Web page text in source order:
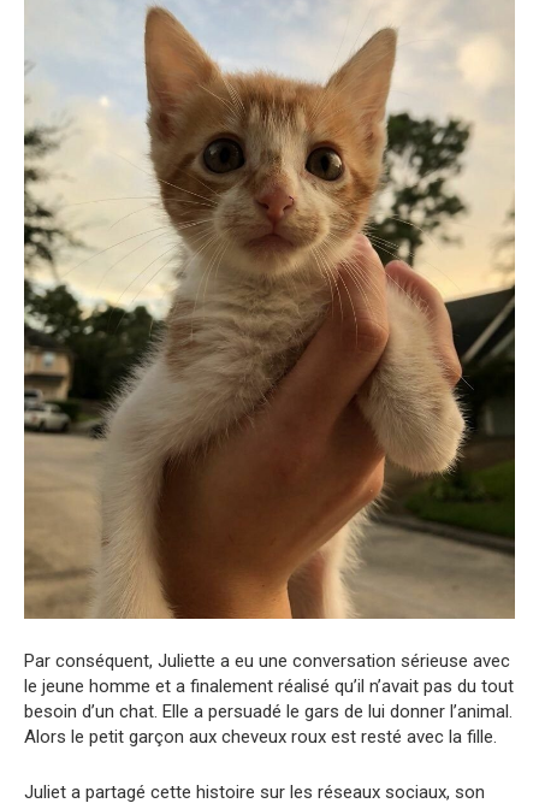
Par conséquent, Juliette a eu une conversation sérieuse avec
le jeune homme et a finalement réalisé qu’il n’avait pas du tout
besoin d’un chat. Elle a persuadé le gars de lui donner l’animal.
Alors le petit garçon aux cheveux roux est resté avec la fille.
Juliet a partagé cette histoire sur les réseaux sociaux, son